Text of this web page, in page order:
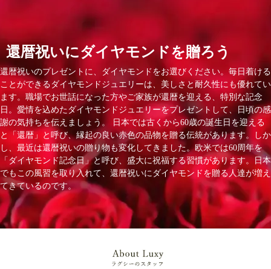
還暦祝いにダイヤモンドを贈ろう
還暦祝いのプレゼントに、ダイヤモンドをお選びください。毎日着ける
ことができるダイヤモンドジュエリーは、美しさと耐久性にも優れてい
ます。職場でお世話になった方やご家族が還暦を迎える、特別な記念
日。愛情を込めたダイヤモンドジュエリーをプレゼントして、日頃の感
謝の気持ちを伝えましょう。 日本では古くから60歳の誕生日を迎える
と「還暦」と呼び、縁起の良い赤色の品物を贈る伝統があります。しか
し、最近は還暦祝いの贈り物も変化してきました。欧米では60周年を
「ダイヤモンド記念日」と呼び、盛大に祝福する習慣があります。日本
でもこの風習を取り入れて、還暦祝いにダイヤモンドを贈る人達が増え
てきているのです。